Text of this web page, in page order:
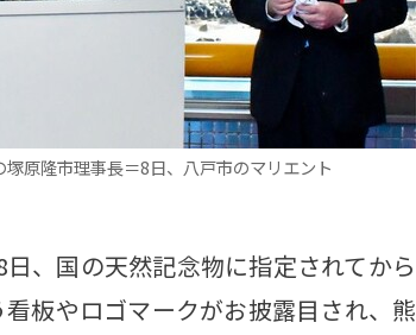
原隆市理事長＝8日、八戸市のマリエント
、国の天然記念物に指定されてから
板やロゴマークがお披露目され、熊